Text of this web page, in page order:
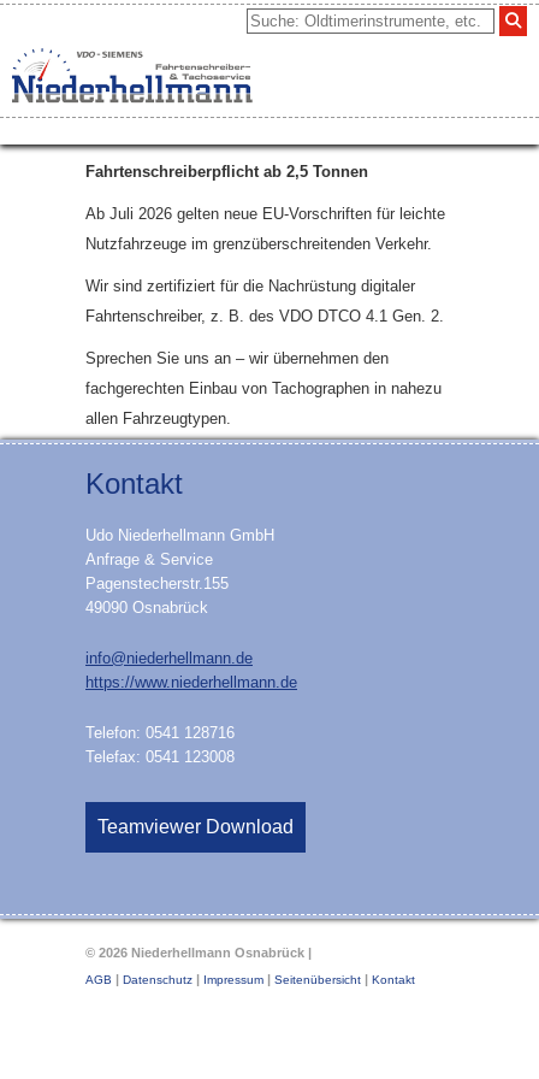
Fahrtenschreiberpflicht ab 2,5 Tonnen
Ab Juli 2026 gelten neue EU-Vorschriften für leichte
Nutzfahrzeuge im grenzüberschreitenden Verkehr.
Wir sind zertifiziert für die Nachrüstung digitaler
Fahrtenschreiber, z. B. des VDO DTCO 4.1 Gen. 2.
Sprechen Sie uns an – wir übernehmen den
fachgerechten Einbau von Tachographen in nahezu
allen Fahrzeugtypen.
Kontakt
Udo Niederhellmann GmbH
Anfrage & Service
Pagenstecherstr.155
49090 Osnabrück
info@niederhellmann.de
https://www.niederhellmann.de
Telefon: 0541 128716
Telefax: 0541 123008
Teamviewer Download
© 2026 Niederhellmann Osnabrück |
AGB | Datenschutz | Impressum | Seitenübersicht | Kontakt